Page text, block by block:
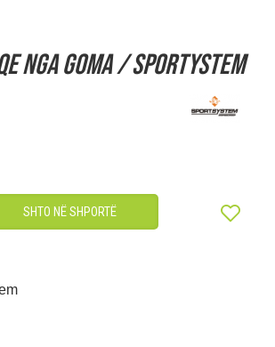
nga goma / Sportystem
SHTO NË SHPORTË